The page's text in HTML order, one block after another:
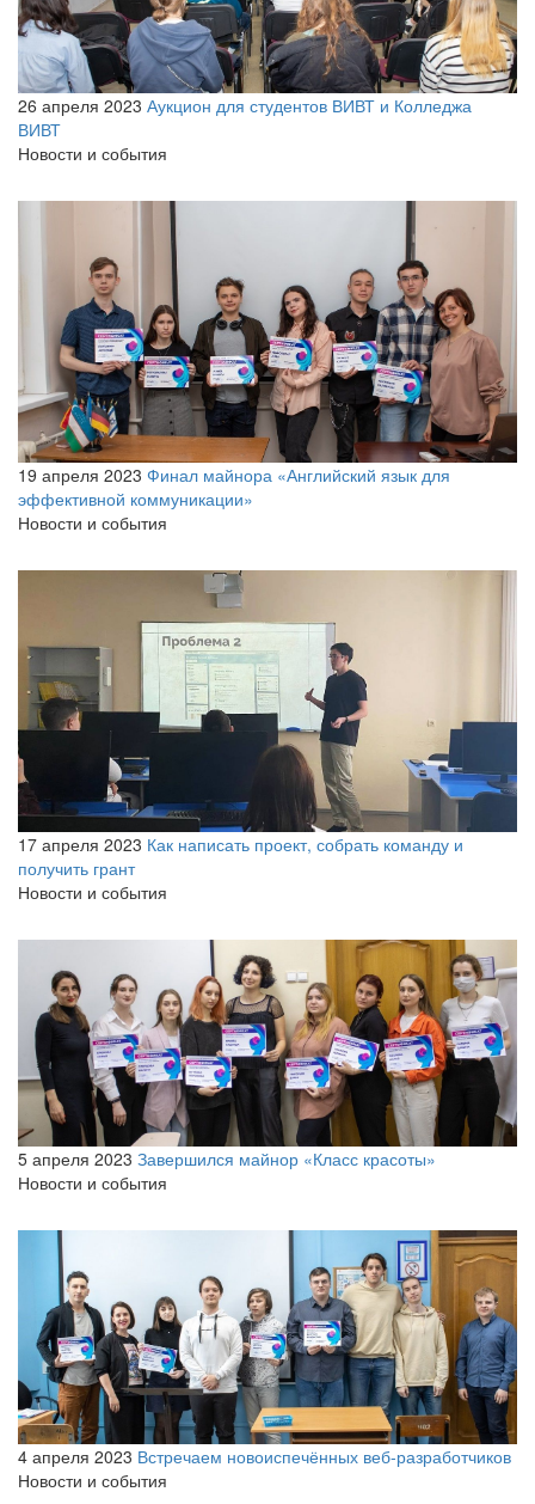
26 апреля 2023 Аукцион для студентов ВИВТ и Колледжа
ВИВТ
Новости и события
19 апреля 2023 Финал майнора «Английский язык для
эффективной коммуникации»
Новости и события
17 апреля 2023 Как написать проект, собрать команду и
получить грант
Новости и события
5 апреля 2023 Завершился майнор «Класс красоты»
Новости и события
4 апреля 2023 Встречаем новоиспечённых веб-разработчиков
Новости и события